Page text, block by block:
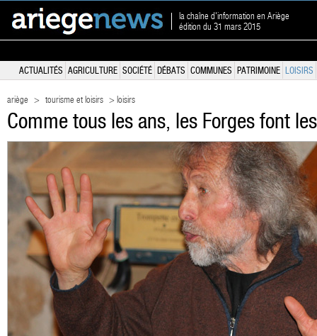
la chaîne d'information en Ariège
édition du 31 mars 2015
ACTUALITÉS AGRICULTURE SOCIÉTÉ DÉBATS COMMUNES PATRIMOINE LOISIRS
ariège > tourisme et loisirs > loisirs
Comme tous les ans, les Forges font